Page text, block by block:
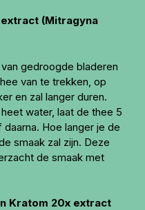
(Mitragyna
gedroogde bladeren
van te trekken, op
en zal langer duren.
water, laat de thee 5
Hoe langer je de
smaak zal zijn. Deze
de smaak met
Kratom 20x extract